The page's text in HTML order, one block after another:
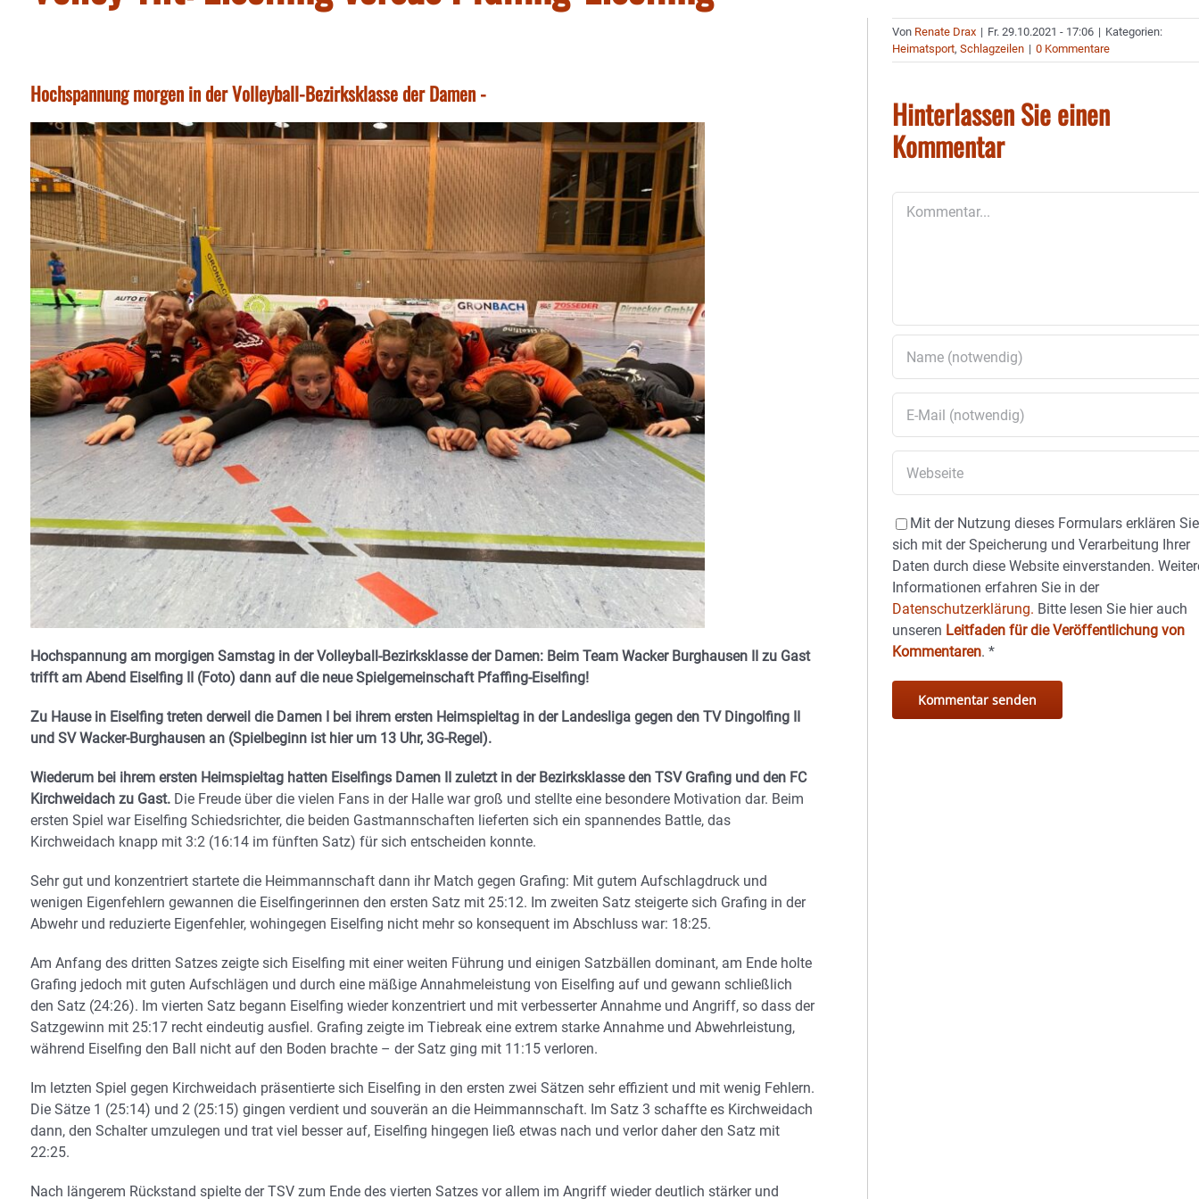
Hochspannung morgen in der Volleyball-Bezirksklasse der Damen -
Hochspannung am morgigen Samstag in der Volleyball-Bezirksklasse der Damen: Beim Team Wacker Burghausen II zu Gast
trifft am Abend Eiselfing II (Foto) dann auf die neue Spielgemeinschaft Pfaffing-Eiselfing!
Zu Hause in Eiselfing treten derweil die Damen I bei ihrem ersten Heimspieltag in der Landesliga gegen den TV Dingolfing II
und SV Wacker-Burghausen an (Spielbeginn ist hier um 13 Uhr, 3G-Regel).
Wiederum bei ihrem ersten Heimspieltag hatten Eiselfings Damen II zuletzt in der Bezirksklasse den TSV Grafing und den FC
Kirchweidach zu Gast. Die Freude über die vielen Fans in der Halle war groß und stellte eine besondere Motivation dar. Beim
ersten Spiel war Eiselfing Schiedsrichter, die beiden Gastmannschaften lieferten sich ein spannendes Battle, das
Kirchweidach knapp mit 3:2 (16:14 im fünften Satz) für sich entscheiden konnte.
Sehr gut und konzentriert startete die Heimmannschaft dann ihr Match gegen Grafing: Mit gutem Aufschlagdruck und
wenigen Eigenfehlern gewannen die Eiselfingerinnen den ersten Satz mit 25:12. Im zweiten Satz steigerte sich Grafing in der
Abwehr und reduzierte Eigenfehler, wohingegen Eiselfing nicht mehr so konsequent im Abschluss war: 18:25.
Am Anfang des dritten Satzes zeigte sich Eiselfing mit einer weiten Führung und einigen Satzbällen dominant, am Ende holte
Grafing jedoch mit guten Aufschlägen und durch eine mäßige Annahmeleistung von Eiselfing auf und gewann schließlich
den Satz (24:26). Im vierten Satz begann Eiselfing wieder konzentriert und mit verbesserter Annahme und Angriff, so dass der
Satzgewinn mit 25:17 recht eindeutig ausfiel. Grafing zeigte im Tiebreak eine extrem starke Annahme und Abwehrleistung,
während Eiselfing den Ball nicht auf den Boden brachte – der Satz ging mit 11:15 verloren.
Im letzten Spiel gegen Kirchweidach präsentierte sich Eiselfing in den ersten zwei Sätzen sehr effizient und mit wenig Fehlern.
Die Sätze 1 (25:14) und 2 (25:15) gingen verdient und souverän an die Heimmannschaft. Im Satz 3 schaffte es Kirchweidach
dann, den Schalter umzulegen und trat viel besser auf, Eiselfing hingegen ließ etwas nach und verlor daher den Satz mit
22:25.
Nach längerem Rückstand spielte der TSV zum Ende des vierten Satzes vor allem im Angriff wieder deutlich stärker und
Von Renate Drax | Fr. 29.10.2021 - 17:06 | Kategorien:
Heimatsport,Schlagzeilen | 0 Kommentare
Hinterlassen Sie einen
Kommentar
Mit der Nutzung dieses Formulars erklären Sie
sich mit der Speicherung und Verarbeitung Ihrer
Daten durch diese Website einverstanden.
Informationen erfahren Sie in der
Datenschutzerklärung. Bitte lesen Sie hier auch
unseren Leitfaden für die Veröffentlichung von
Kommentaren.*